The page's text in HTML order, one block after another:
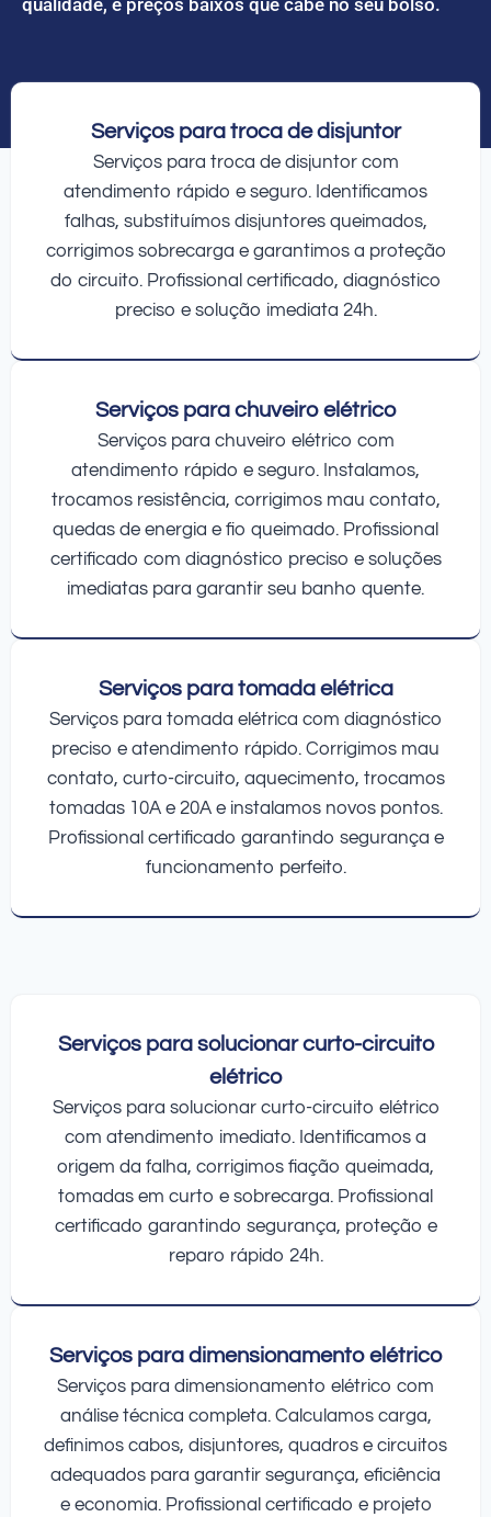
Serviços para troca de disjuntor
Serviços para troca de disjuntor com
atendimento rápido e seguro. Identificamos
falhas, substituímos disjuntores queimados,
corrigimos sobrecarga e garantimos a proteção
do circuito. Profissional certificado, diagnóstico
preciso e solução imediata 24h.
Serviços para chuveiro elétrico
Serviços para chuveiro elétrico com
atendimento rápido e seguro. Instalamos,
trocamos resistência, corrigimos mau contato,
quedas de energia e fio queimado. Profissional
certificado com diagnóstico preciso e soluções
imediatas para garantir seu banho quente.
Serviços para tomada elétrica
Serviços para tomada elétrica com diagnóstico
preciso e atendimento rápido. Corrigimos mau
contato, curto-circuito, aquecimento, trocamos
tomadas 10A e 20A e instalamos novos pontos.
Profissional certificado garantindo segurança e
funcionamento perfeito.
Serviços para solucionar curto-circuito
elétrico
Serviços para solucionar curto-circuito elétrico
com atendimento imediato. Identificamos a
origem da falha, corrigimos fiação queimada,
tomadas em curto e sobrecarga. Profissional
certificado garantindo segurança, proteção e
reparo rápido 24h.
Serviços para dimensionamento elétrico
Serviços para dimensionamento elétrico com
análise técnica completa. Calculamos carga,
definimos cabos, disjuntores, quadros e circuitos
adequados para garantir segurança, eficiência
e economia. Profissional certificado e projeto